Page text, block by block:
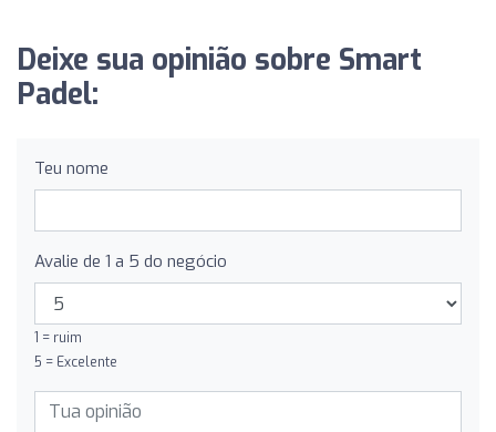
Deixe sua opinião sobre Smart
Padel:
Teu nome
Avalie de 1 a 5 do negócio
1 = ruim
5 = Excelente